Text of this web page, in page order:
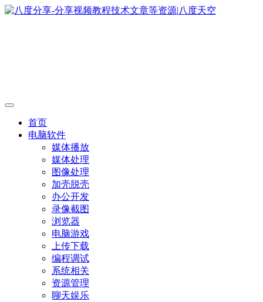
首页
电脑软件
媒体播放
媒体处理
图像处理
加壳脱壳
办公开发
录像截图
浏览器
电脑游戏
上传下载
编程调试
系统相关
资源管理
聊天娱乐